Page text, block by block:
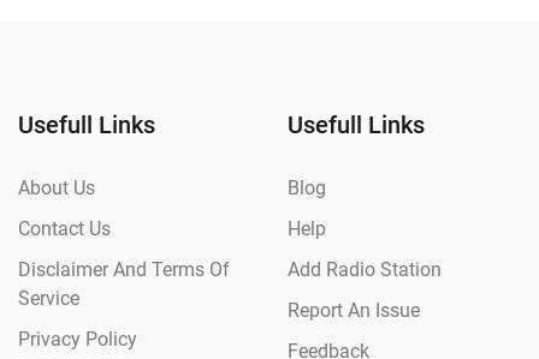
Usefull Links
About Us
Contact Us
Disclaimer And Terms Of
Service
Privacy Policy
Usefull Links
Blog
Help
Add Radio Station
Report An Issue
Feedback